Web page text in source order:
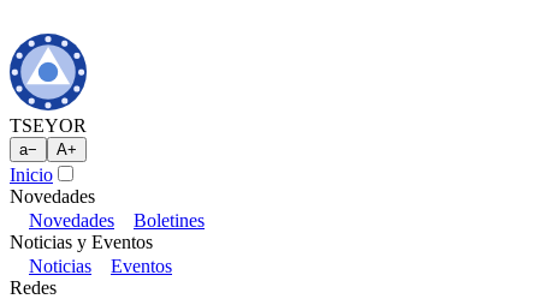
TSEYOR
a− A+
Inicio
Novedades
Novedades
Boletines
Noticias y Eventos
Noticias
Eventos
Redes